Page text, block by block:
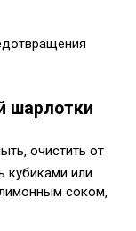
шарлотки
очистить от
кубиками или
соком‚